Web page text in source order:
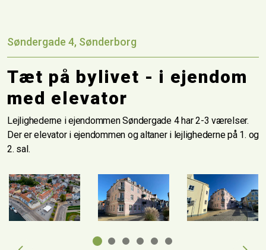
Søndergade 4, Sønderborg
Tæt på bylivet - i ejendom
med elevator
Lejlighederne i ejendommen Søndergade 4 har 2-3 værelser.
Der er elevator i ejendommen og altaner i lejlighederne på 1. og
2. sal.